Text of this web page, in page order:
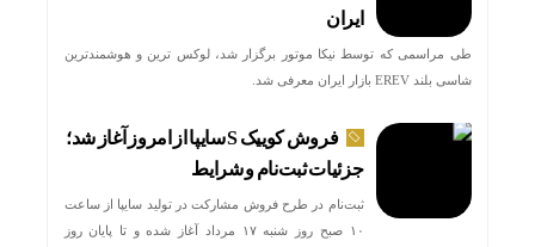
ایران
طی مراسمی که توسط نیکا موتور برگزار شد، لوکس ترین و هوشمندترین
شاسی بلند EREV بازار ایران معرفی شد.
فروش کوییک S سایپا از امروز آغاز شد؛
جزئیات ثبت‌نام و شرایط
ثبت‌نام در طرح فروش مشارکت در تولید سایپا از ساعت
۱۰ صبح روز شنبه ۱۷ مرداد آغاز شده و تا پایان روز